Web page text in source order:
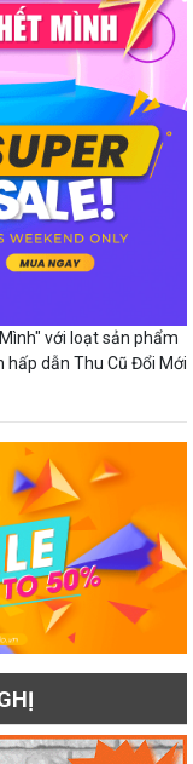
với loạt sản phẩm
dẫn Thu Cũ Đổi Mới